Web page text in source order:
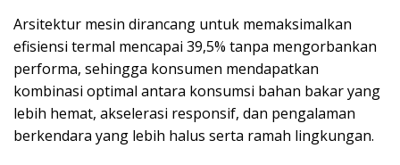
Arsitektur mesin dirancang untuk memaksimalkan
efisiensi termal mencapai 39,5% tanpa mengorbankan
performa, sehingga konsumen mendapatkan
kombinasi optimal antara konsumsi bahan bakar yang
lebih hemat, akselerasi responsif, dan pengalaman
berkendara yang lebih halus serta ramah lingkungan.